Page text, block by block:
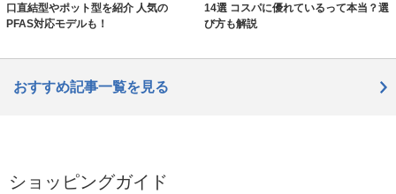
口直結型やポット型を紹介 人気の
PFAS対応モデルも！
14選 コスパに優れているって本当？選
び方も解説
おすすめ記事一覧を見る
ショッピングガイド